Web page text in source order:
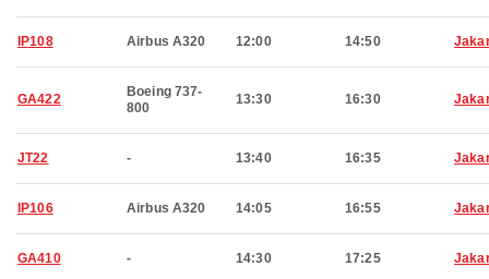
IP108 Airbus A320 12:00 14:50
GA422
Boeing 737-
800
13:30 16:30
JT22 - 13:40 16:35
IP106 Airbus A320 14:05 16:55
GA410 - 14:30 17:25